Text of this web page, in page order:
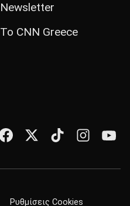
Newsletter
Το CNN Greece
Ρυθμίσεις Cookies